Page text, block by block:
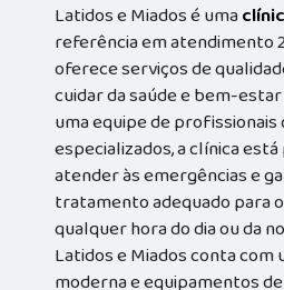
Latidos e Miados é uma
referência em atendimento
oferece serviços de
cuidar da saúde e bem-
uma equipe de profissionais
especializados, a clínica
atender às emergências e
tratamento adequado para
qualquer hora do dia ou da
Latidos e Miados conta
moderna e equipamentos